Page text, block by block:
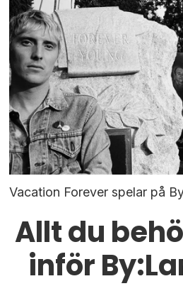
Vacation Forever spelar på
Allt du
inför